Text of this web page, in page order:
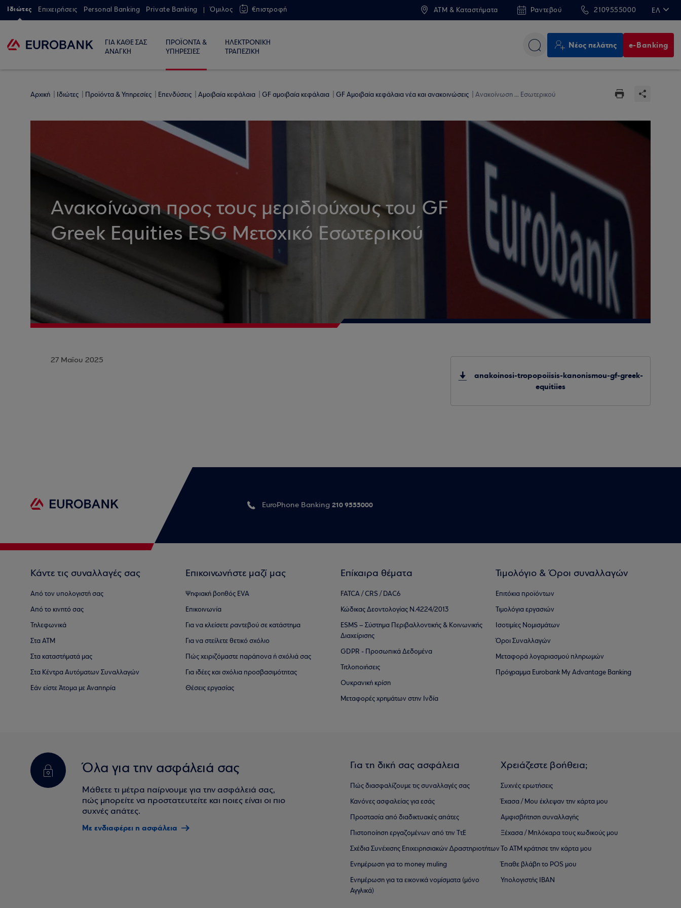
Ιδιώτες Επιχειρήσεις Personal Banking Private Banking Όμιλος €πιστροφή ATM & Καταστήματα Ραντεβού 2109555000 ΕΛ
ΓΙΑ ΚΑΘΕ ΣΑΣ
ΑΝΑΓΚΗ
ΠΡΟΪΟΝΤΑ &
ΥΠΗΡΕΣΙΕΣ
ΗΛΕΚΤΡΟΝΙΚΗ
ΤΡΑΠΕΖΙΚΗ
Νέος πελάτης e-Banking
Αρχική Ιδιώτες Προϊόντα & Υπηρεσίες Επενδύσεις Αμοιβαία κεφάλαια GF αμοιβαία κεφάλαια GF Αμοιβαία κεφάλαια νέα και ανακοινώσεις Aνακοίνωση ... Εσωτερικού
Aνακοίνωση προς τους μεριδιούχους του GF
Greek Equities ESG Μετοχικό Εσωτερικού
27 Μαΐου 2025
anakoinosi-tropopoiisis-kanonismou-gf-greek-
equitiies
EuroPhone Banking 210 9555000
Κάντε τις συναλλαγές σας
Από τον υπολογιστή σας
Από το κινητό σας
Τηλεφωνικά
Στα ΑΤΜ
Στα καταστήματά μας
Στα Κέντρα Αυτόματων Συναλλαγών
Εάν είστε Άτομα με Αναπηρία
Επικοινωνήστε μαζί μας
Ψηφιακή βοηθός EVA
Επικοινωνία
Για να κλείσετε ραντεβού σε κατάστημα
Για να στείλετε θετικό σχόλιο
Πώς χειριζόμαστε παράπονα ή σχόλιά σας
Για ιδέες και σχόλια προσβασιμότητας
Θέσεις εργασίας
Επίκαιρα θέματα
FATCA / CRS / DAC6
Κώδικας Δεοντολογίας Ν.4224/2013
ESMS – Σύστημα Περιβαλλοντικής & Κοινωνικής
Διαχείρισης
GDPR - Προσωπικά Δεδομένα
Τιτλοποιήσεις
Ουκρανική κρίση
Μεταφορές χρημάτων στην Ινδία
Τιμολόγιο & Όροι συναλλαγών
Επιτόκια προϊόντων
Τιμολόγια εργασιών
Ισοτιμίες Νομισμάτων
Όροι Συναλλαγών
Μεταφορά λογαριασμού πληρωμών
Πρόγραμμα Eurobank My Advantage Banking
Όλα για την ασφάλειά σας
Μάθετε τι μέτρα παίρνουμε για την ασφάλειά σας,
πώς μπορείτε να προστατευτείτε και ποιες είναι οι πιο
συχνές απάτες.
Με ενδιαφέρει η ασφάλεια
Για τη δική σας ασφάλεια
Πώς διασφαλίζουμε τις συναλλαγές σας
Κανόνες ασφαλείας για εσάς
Προστασία από διαδικτυακές απάτες
Πιστοποίηση εργαζομένων από την ΤτΕ
Σχέδια Συνέχισης Επιχειρησιακών ∆ραστηριοτήτων
Ενημέρωση για το money muling
Ενημέρωση για τα εικονικά νομίσματα (μόνο
Αγγλικά)
Χρειάζεστε βοήθεια;
Συχνές ερωτήσεις
Έχασα / Μου έκλεψαν την κάρτα μου
Αμφισβήτηση συναλλαγής
Ξέχασα / Μπλόκαρα τους κωδικούς μου
Το ΑΤΜ κράτησε την κάρτα μου
Έπαθε βλάβη το POS μου
Υπολογιστής IBAN